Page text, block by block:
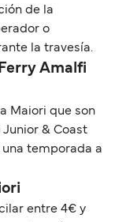
de la
o
la travesía.
Amalfi
Maiori que son
Junior & Coast
temporada a
entre 4€ y